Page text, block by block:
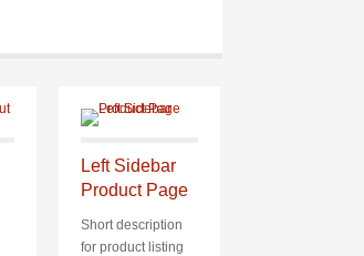
Left Sidebar
Product Page
Short description
for product listing